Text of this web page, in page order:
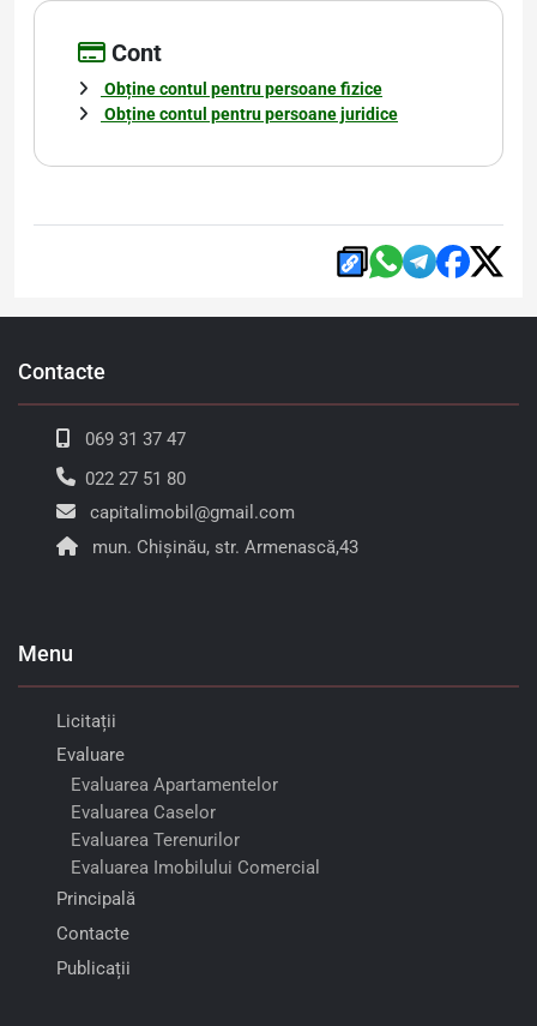
Cont
Obține contul pentru persoane fizice
Obține contul pentru persoane juridice
Contacte
069 31 37 47
022 27 51 80
capitalimobil@gmail.com
mun. Chișinău, str. Armenască,43
Menu
Licitații
Evaluare
Evaluarea Apartamentelor
Evaluarea Caselor
Evaluarea Terenurilor
Evaluarea Imobilului Comercial
Principală
Contacte
Publicații